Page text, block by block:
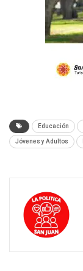
Educación
Jóvenes y Adultos